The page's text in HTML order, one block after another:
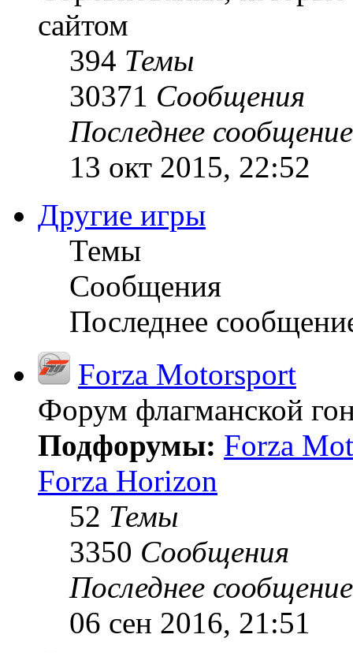
сайтом
394 Темы
30371 Сообщения
Последнее сообщение
13 окт 2015, 22:52
Другие игры
Темы
Сообщения
Последнее
Forza Motorsport
Форум флагманской
Подфорумы: Forza
Forza Horizon
52 Темы
3350 Сообщения
Последнее сообщение
06 сен 2016, 21:51